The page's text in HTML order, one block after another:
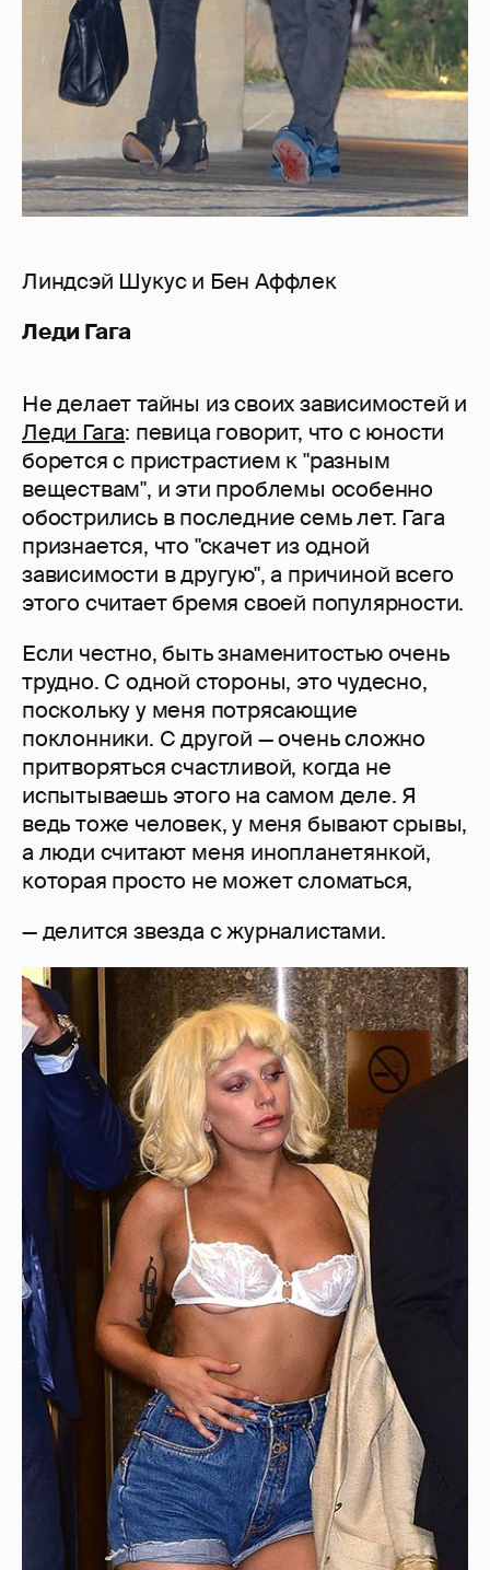
Линдсэй Шукус и Бен Аффлек
Леди Гага
Не делает тайны из своих зависимостей и
Леди Гага: певица говорит, что с юности
борется с пристрастием к "разным
веществам", и эти проблемы особенно
обострились в последние семь лет. Гага
признается, что "скачет из одной
зависимости в другую", а причиной всего
этого считает бремя своей популярности.
Если честно, быть знаменитостью очень
трудно. С одной стороны, это чудесно,
поскольку у меня потрясающие
поклонники. С другой — очень сложно
притворяться счастливой, когда не
испытываешь этого на самом деле. Я
ведь тоже человек, у меня бывают срывы,
а люди считают меня инопланетянкой,
которая просто не может сломаться,
— делится звезда с журналистами.